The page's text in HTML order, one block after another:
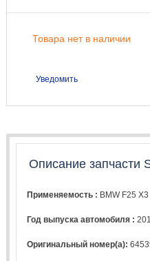
Товара нет в наличии
Уведомить
Описание запчасти
Применяемость : BMW F25 X3
Год выпуска автомобиля :
Оригинальный номер(а):